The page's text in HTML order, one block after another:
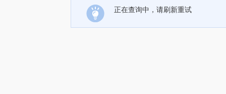
正在查询中，请刷新重试